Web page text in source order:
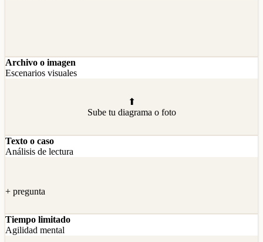
Archivo o imagen
Escenarios visuales
⬆
Sube tu diagrama o foto
Texto o caso
Análisis de lectura
+ pregunta
Tiempo limitado
Agilidad mental